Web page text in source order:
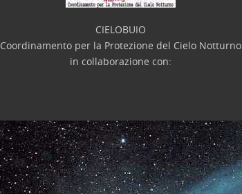
CIELOBUIO
Coordinamento per la Protezione del Cielo Notturno
in collaborazione con: